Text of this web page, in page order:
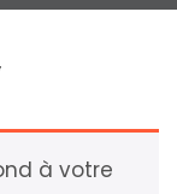
à votre